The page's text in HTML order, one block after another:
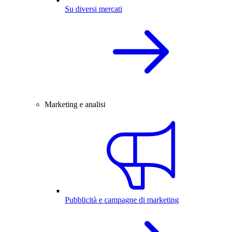
Su diversi mercati
Marketing e analisi
Pubblicità e campagne di marketing